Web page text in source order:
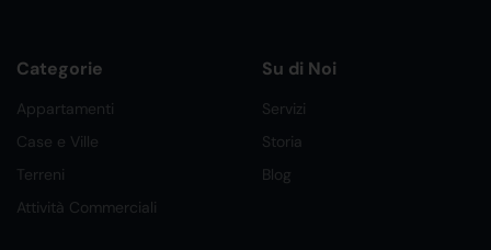
Categorie
Appartamenti
Case e Ville
Terreni
Attività Commerciali
Su di Noi
Servizi
Storia
Blog